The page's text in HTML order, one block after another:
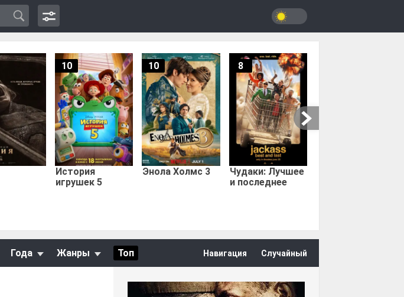
История
игрушек 5
10
Энола Холмс 3
10
Чудаки: Лучшее
и последнее
8
Года Жанры Топ Навигация Случайный